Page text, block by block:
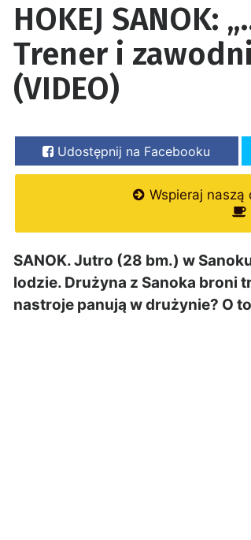
HOKEJ SANOK:
Trener i
(VIDEO)
Udostępnij na Facebooku
Wspieraj naszą
SANOK. Jutro (28 bm.) w
lodzie. Drużyna z Sanoka broni
nastroje panują w drużynie? O